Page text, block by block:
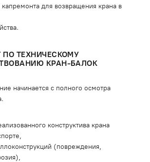
для возвращения крана в
ПО ТЕХНИЧЕСКОМУ
КРАН-БАЛОК
начинается с полного осмотра
конструктива крана
(повреждения,